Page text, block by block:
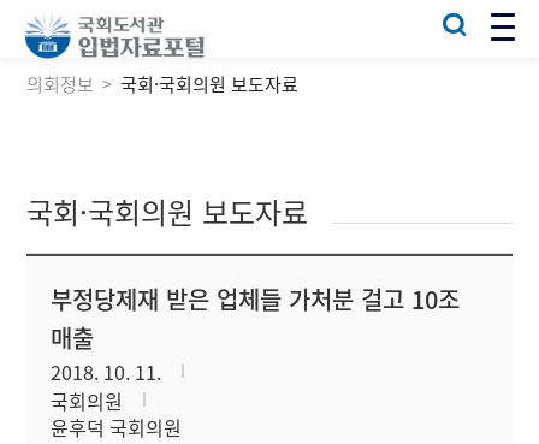
의회정보 국회·국회의원 보도자료
국회·국회의원 보도자료
부정당제재 받은 업체들 가처분 걸고 10조
매출
2018. 10. 11.
국회의원
윤후덕 국회의원